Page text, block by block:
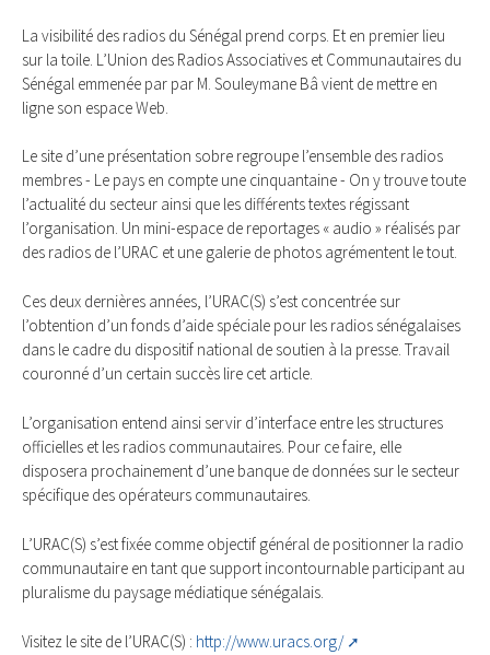
La visibilité des radios du Sénégal prend corps. Et en premier lieu
sur la toile. L’Union des Radios Associatives et Communautaires du
Sénégal emmenée par par M. Souleymane Bâ vient de mettre en
ligne son espace Web.
Le site d’une présentation sobre regroupe l’ensemble des radios
membres - Le pays en compte une cinquantaine - On y trouve toute
l’actualité du secteur ainsi que les différents textes régissant
l’organisation. Un mini-espace de reportages « audio » réalisés par
des radios de l’URAC et une galerie de photos agrémentent le tout.
Ces deux dernières années, l’URAC(S) s’est concentrée sur
l’obtention d’un fonds d’aide spéciale pour les radios sénégalaises
dans le cadre du dispositif national de soutien à la presse. Travail
couronné d’un certain succès lire cet article.
L’organisation entend ainsi servir d’interface entre les structures
officielles et les radios communautaires. Pour ce faire, elle
disposera prochainement d’une banque de données sur le secteur
spécifique des opérateurs communautaires.
L’URAC(S) s’est fixée comme objectif général de positionner la radio
communautaire en tant que support incontournable participant au
pluralisme du paysage médiatique sénégalais.
Visitez le site de l’URAC(S) : http://www.uracs.org/